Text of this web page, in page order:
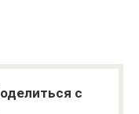
с